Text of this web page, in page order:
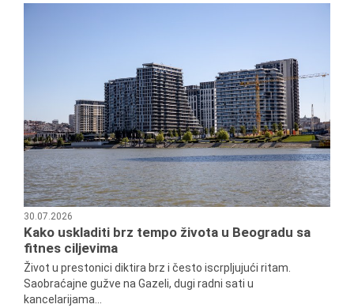
30.07.2026
Kako uskladiti brz tempo života u Beogradu sa
fitnes ciljevima
Život u prestonici diktira brz i često iscrpljujući ritam.
Saobraćajne gužve na Gazeli, dugi radni sati u
kancelarijama...